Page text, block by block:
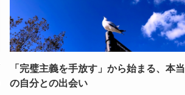
「完璧主義を手放す」から始まる、本当
の自分との出会い